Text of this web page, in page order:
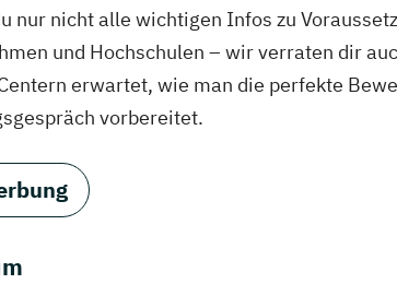
nur nicht alle wichtigen Infos zu
und Hochschulen – wir verraten dir
erwartet, wie man die perfekte
vorbereitet.